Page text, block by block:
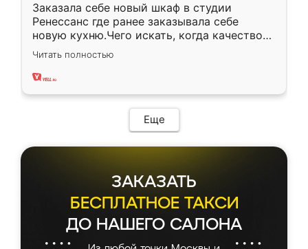
Заказала себе новый шкаф в студии
Ренессанс где ранее заказывала себе
новую кухню.Чего искать, когда качеством
вполне довольна. Служит кухня уже почти
два года, нареканий нет.
Читать полностью
Еще
ЗАКАЗАТЬ
БЕСПЛАТНОЕ ТАКСИ
ДО НАШЕГО САЛОНА